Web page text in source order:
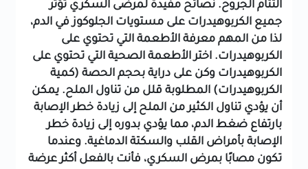
التئام الجروح. نصائح مفيدة لمرضى السكري تؤثر
جميع الكربوهيدرات على مستويات الجلوكوز في الدم،
لذا من المهم معرفة الأطعمة التي تحتوي على
الكربوهيدرات. اختر الأطعمة الصحية التي تحتوي على
الكربوهيدرات وكن على دراية بحجم الحصة (كمية
الكربوهيدرات) المطلوبة قلل من تناول الملح. يمكن
أن يؤدي تناول الكثير من الملح إلى زيادة خطر الإصابة
بارتفاع ضغط الدم، مما يؤدي بدوره إلى زيادة خطر
الإصابة بأمراض القلب والسكتة الدماغية. وعندما
تكون مصابًا بمرض السكري، فأنت بالفعل أكثر عرضة